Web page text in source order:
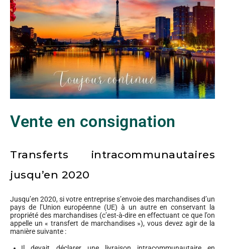
Vente en consignation
Transferts intracommunautaires
jusqu’en 2020
Jusqu’en 2020, si votre entreprise s’envoie des marchandises d’un
pays de l’Union européenne (UE) à un autre en conservant la
propriété des marchandises (c’est-à-dire en effectuant ce que l’on
appelle un « transfert de marchandises »), vous devez agir de la
manière suivante :